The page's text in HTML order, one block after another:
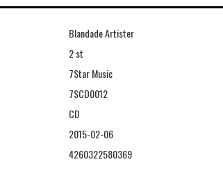
Blandade Artister
2 st
7Star Music
7SCD0012
CD
2015-02-06
4260322580369